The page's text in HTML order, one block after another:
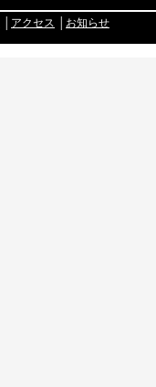
アクセス お知らせ